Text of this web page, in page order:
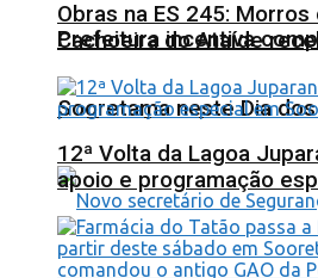
Prefeitura incentiva
Sooretama neste Dia
Obras na ES 245:
Cachoeira do Ataíde
12ª Volta da Lagoa
apoio e programação